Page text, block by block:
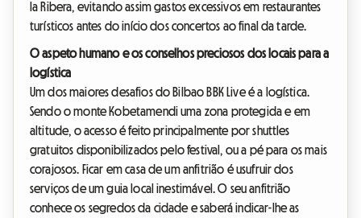
la Ribera, evitando assim gastos excessivos em restaurantes
turísticos antes do início dos concertos ao final da tarde.
O aspeto humano e os conselhos preciosos dos locais para a
logística
Um dos maiores desafios do Bilbao BBK Live é a logística.
Sendo o monte Kobetamendi uma zona protegida e em
altitude, o acesso é feito principalmente por shuttles
gratuitos disponibilizados pelo festival, ou a pé para os mais
corajosos. Ficar em casa de um anfitrião é usufruir dos
serviços de um guia local inestimável. O seu anfitrião
conhece os segredos da cidade e saberá indicar-lhe as